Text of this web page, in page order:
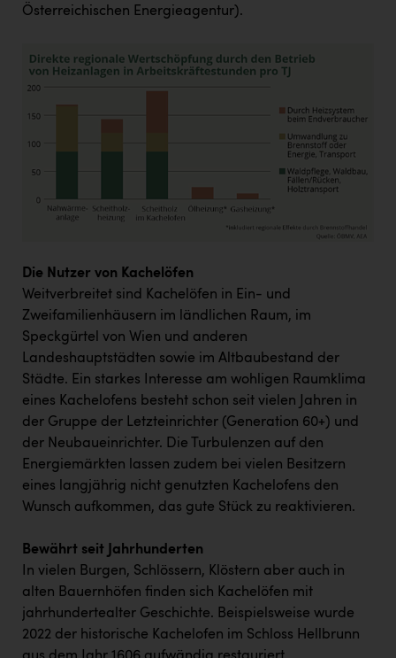
Österreichischen Energieagentur).
Die Nutzer von Kachelöfen
Weitverbreitet sind Kachelöfen in Ein- und
Zweifamilienhäusern im ländlichen Raum, im
Speckgürtel von Wien und anderen
Landeshauptstädten sowie im Altbaubestand der
Städte. Ein starkes Interesse am wohligen Raumklima
eines Kachelofens besteht schon seit vielen Jahren in
der Gruppe der Letzteinrichter (Generation 60+) und
der Neubaueinrichter. Die Turbulenzen auf den
Energiemärkten lassen zudem bei vielen Besitzern
eines langjährig nicht genutzten Kachelofens den
Wunsch aufkommen, das gute Stück zu reaktivieren.
Bewährt seit Jahrhunderten
In vielen Burgen, Schlössern, Klöstern aber auch in
alten Bauernhöfen finden sich Kachelöfen mit
jahrhundertealter Geschichte. Beispielsweise wurde
2022 der historische Kachelofen im Schloss Hellbrunn